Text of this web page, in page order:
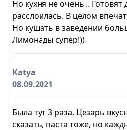
Но кухня не очень... Готовят
расслоилась. В целом
Но кушать в заведении
Лимонады супер!))
Katya
08.09.2021
Была тут 3 раза. Цезарь
сказать, паста тоже, но